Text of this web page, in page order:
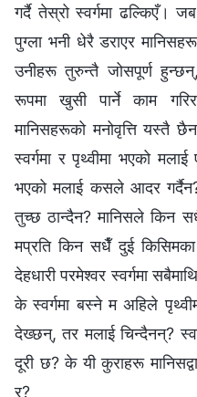
गर्दै तेस्रो स्वर्गमा ढल्किएँ।
पुग्ला भनी धेरै डराएर
उनीहरू तुरुन्तै जोसपूर्ण
रूपमा खुसी पार्ने काम
मानिसहरूको मनोवृत्ति यस्तै
स्वर्गमा र पृथ्वीमा भएको
भएको मलाई कसले आदर
तुच्छ ठान्दैन? मानिसले किन
मप्रति किन सधैँ दुई
देहधारी परमेश्‍वर स्वर्गमा
के स्वर्गमा बस्ने म अहिले
देख्छन्, तर मलाई चिन्दैनन्?
दूरी छ? के यी कुराहरू
र?